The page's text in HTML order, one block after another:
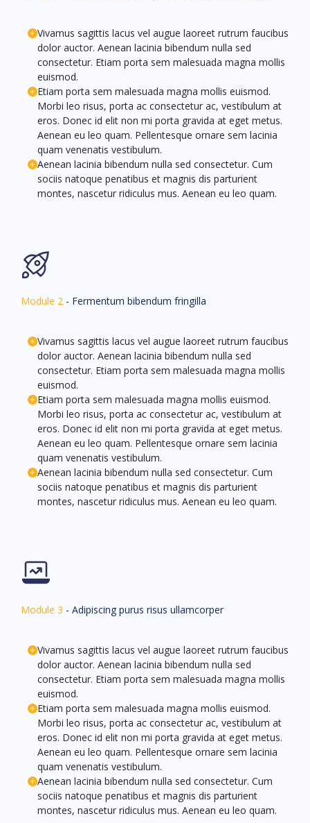
Vivamus sagittis lacus vel augue laoreet rutrum faucibus
dolor auctor. Aenean lacinia bibendum nulla sed
consectetur. Etiam porta sem malesuada magna mollis
euismod.
Etiam porta sem malesuada magna mollis euismod.
Morbi leo risus, porta ac consectetur ac, vestibulum at
eros. Donec id elit non mi porta gravida at eget metus.
Aenean eu leo quam. Pellentesque ornare sem lacinia
quam venenatis vestibulum.
Aenean lacinia bibendum nulla sed consectetur. Cum
sociis natoque penatibus et magnis dis parturient
montes, nascetur ridiculus mus. Aenean eu leo quam.
Module 2 - Fermentum bibendum fringilla
Vivamus sagittis lacus vel augue laoreet rutrum faucibus
dolor auctor. Aenean lacinia bibendum nulla sed
consectetur. Etiam porta sem malesuada magna mollis
euismod.
Etiam porta sem malesuada magna mollis euismod.
Morbi leo risus, porta ac consectetur ac, vestibulum at
eros. Donec id elit non mi porta gravida at eget metus.
Aenean eu leo quam. Pellentesque ornare sem lacinia
quam venenatis vestibulum.
Aenean lacinia bibendum nulla sed consectetur. Cum
sociis natoque penatibus et magnis dis parturient
montes, nascetur ridiculus mus. Aenean eu leo quam.
Module 3 - Adipiscing purus risus ullamcorper
Vivamus sagittis lacus vel augue laoreet rutrum faucibus
dolor auctor. Aenean lacinia bibendum nulla sed
consectetur. Etiam porta sem malesuada magna mollis
euismod.
Etiam porta sem malesuada magna mollis euismod.
Morbi leo risus, porta ac consectetur ac, vestibulum at
eros. Donec id elit non mi porta gravida at eget metus.
Aenean eu leo quam. Pellentesque ornare sem lacinia
quam venenatis vestibulum.
Aenean lacinia bibendum nulla sed consectetur. Cum
sociis natoque penatibus et magnis dis parturient
montes, nascetur ridiculus mus. Aenean eu leo quam.